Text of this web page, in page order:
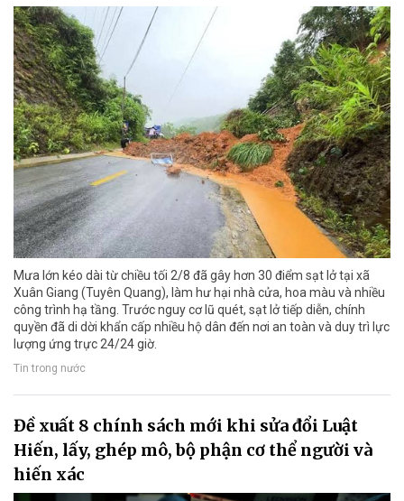
Mưa lớn kéo dài từ chiều tối 2/8 đã gây hơn 30 điểm sạt lở tại xã
Xuân Giang (Tuyên Quang), làm hư hại nhà cửa, hoa màu và nhiều
công trình hạ tầng. Trước nguy cơ lũ quét, sạt lở tiếp diễn, chính
quyền đã di dời khẩn cấp nhiều hộ dân đến nơi an toàn và duy trì lực
lượng ứng trực 24/24 giờ.
Tin trong nước
Đề xuất 8 chính sách mới khi sửa đổi Luật
Hiến, lấy, ghép mô, bộ phận cơ thể người và
hiến xác